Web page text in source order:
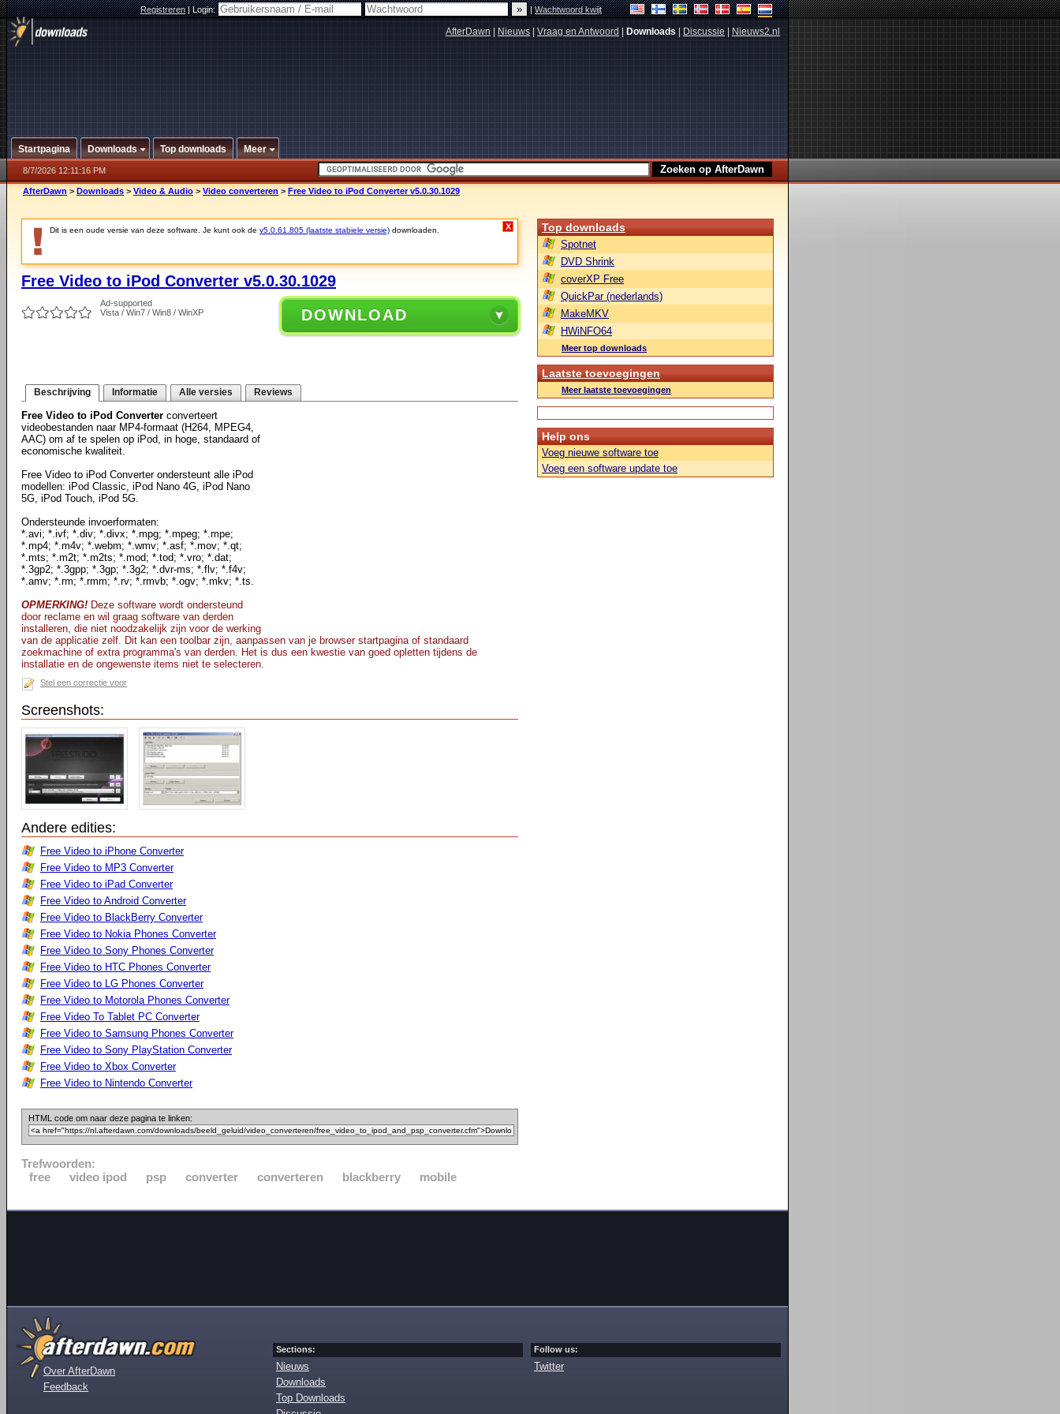
Registreren|Login: |Wachtwoord kwijt
AfterDawn Nieuws Vraag en Antwoord Downloads Discussie Nieuws2.nl
Startpagina Downloads Top downloads Meer
8/7/2026 12:11:16 PM
AfterDawn > Downloads > Video & Audio > Video converteren > Free Video to iPod Converter v5.0.30.1029
Dit is een oude versie van deze software. Je kunt ook de v5.0.61.805 (laatste stabiele versie) downloaden. X
Free Video to iPod Converter v5.0.30.1029
Ad-supported
Vista / Win7 / Win8 / WinXP
DOWNLOAD
Beschrijving Informatie Alle versies Reviews
Free Video to iPod Converter converteert
videobestanden naar MP4-formaat (H264, MPEG4,
AAC) om af te spelen op iPod, in hoge, standaard of
economische kwaliteit.
Free Video to iPod Converter ondersteunt alle iPod
modellen: iPod Classic, iPod Nano 4G, iPod Nano
5G, iPod Touch, iPod 5G.
Ondersteunde invoerformaten:
*.avi; *.ivf; *.div; *.divx; *.mpg; *.mpeg; *.mpe;
*.mp4; *.m4v; *.webm; *.wmv; *.asf; *.mov; *.qt;
*.mts; *.m2t; *.m2ts; *.mod; *.tod; *.vro; *.dat;
*.3gp2; *.3gpp; *.3gp; *.3g2; *.dvr-ms; *.flv; *.f4v;
*.amv; *.rm; *.rmm; *.rv; *.rmvb; *.ogv; *.mkv; *.ts.
OPMERKING! Deze software wordt ondersteund
door reclame en wil graag software van derden
installeren, die niet noodzakelijk zijn voor de werking
van de applicatie zelf. Dit kan een toolbar zijn, aanpassen van je browser startpagina of standaard
zoekmachine of extra programma's van derden. Het is dus een kwestie van goed opletten tijdens de
installatie en de ongewenste items niet te selecteren.
Stel een correctie voor
Screenshots:
Andere edities:
Free Video to iPhone Converter
Free Video to MP3 Converter
Free Video to iPad Converter
Free Video to Android Converter
Free Video to BlackBerry Converter
Free Video to Nokia Phones Converter
Free Video to Sony Phones Converter
Free Video to HTC Phones Converter
Free Video to LG Phones Converter
Free Video to Motorola Phones Converter
Free Video To Tablet PC Converter
Free Video to Samsung Phones Converter
Free Video to Sony PlayStation Converter
Free Video to Xbox Converter
Free Video to Nintendo Converter
HTML code om naar deze pagina te linken:
Trefwoorden:
free
video ipod psp converter converteren blackberry mobile
Top downloads
Spotnet
DVD Shrink
coverXP Free
QuickPar (nederlands)
MakeMKV
HWiNFO64
Meer top downloads
Laatste toevoegingen
Meer laatste toevoegingen
Help ons
Voeg nieuwe software toe
Voeg een software update toe
Over AfterDawn
Feedback
Sections:
Nieuws
Downloads
Top Downloads
Follow us:
Twitter